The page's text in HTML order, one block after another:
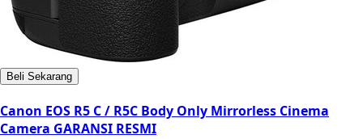
Beli Sekarang
Canon EOS R5 C / R5C Body Only Mirrorless Cinema
Camera GARANSI RESMI